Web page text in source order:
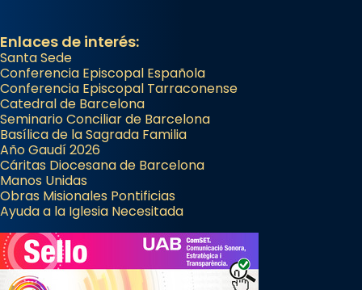
Enlaces de interés:
Santa Sede
Conferencia Episcopal Española
Conferencia Episcopal Tarraconense
Catedral de Barcelona
Seminario Conciliar de Barcelona
Basílica de la Sagrada Familia
Año Gaudí 2026
Cáritas Diocesana de Barcelona
Manos Unidas
Obras Misionales Pontificias
Ayuda a la Iglesia Necesitada